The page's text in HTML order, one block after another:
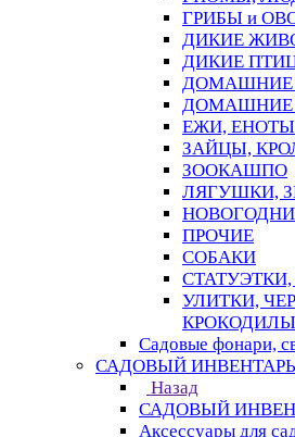
ГРИБЫ и
ДИКИЕ
ДИКИЕ
ДОМАШНИЕ
ДОМАШНИЕ
ЕЖИ, ЕНОТЫ
ЗАЙЦЫ,
ЗООКАШПО
ЛЯГУШКИ,
ПРОЧИЕ
СОБАКИ
УЛИТКИ,
КРОКОДИЛЫ
Садовые фонари,
САДОВЫЙ
Назад
САДОВЫЙ
Аксессуары для